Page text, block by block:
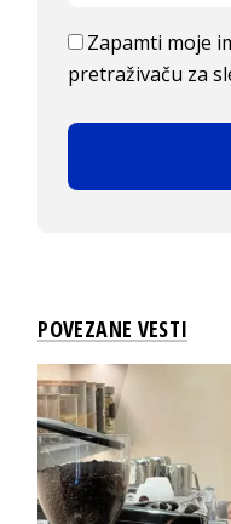
Zapamti moje
pretraživaču za
POVEZANE VESTI